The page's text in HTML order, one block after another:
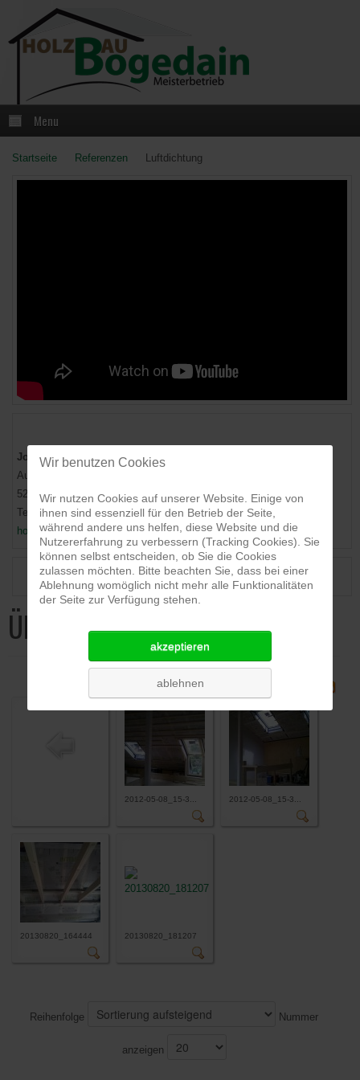
Menu
Startseite Referenzen Luftdichtung
Johannes Bogedain - Zimmerermeister -
Auf der Höhe 13
52152 Simmerath-Steckenborn
Tel: 02473/9372956
holzbau.bogedain@t-online.de
NEWS
Übersicht - Luftdichtung
2012-05-08_15-3... 2012-05-08_15-3...
20130820_164444 20130820_181207
Reihenfolge Nummer
anzeigen
Wir benutzen Cookies
Wir nutzen Cookies auf unserer Website. Einige von
ihnen sind essenziell für den Betrieb der Seite,
während andere uns helfen, diese Website und die
Nutzererfahrung zu verbessern (Tracking Cookies). Sie
können selbst entscheiden, ob Sie die Cookies
zulassen möchten. Bitte beachten Sie, dass bei einer
Ablehnung womöglich nicht mehr alle Funktionalitäten
der Seite zur Verfügung stehen.
akzeptieren
ablehnen